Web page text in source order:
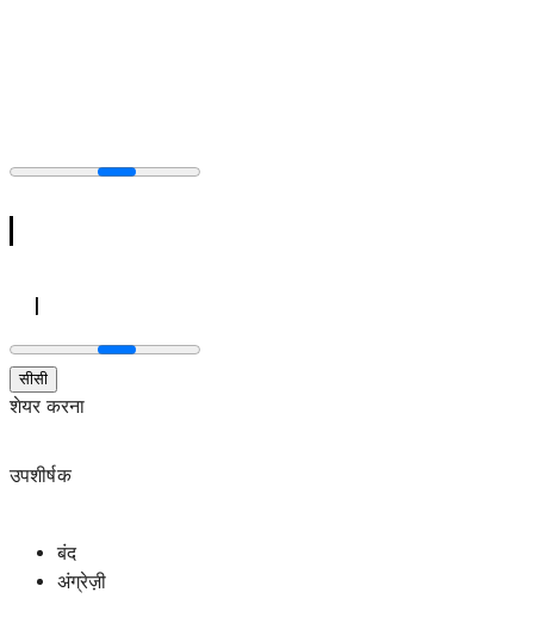
सीसी
शेयर करना
उपशीर्षक
बंद
अंग्रेज़ी